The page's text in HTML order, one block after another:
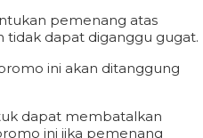
pemenang atas
tidak dapat diganggu gugat.
ini akan ditanggung
dapat membatalkan
ini jika pemenang